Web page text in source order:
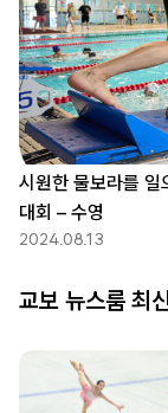
시원한 물보라를
대회 – 수영
2024.08.13
교보 뉴스룸 최